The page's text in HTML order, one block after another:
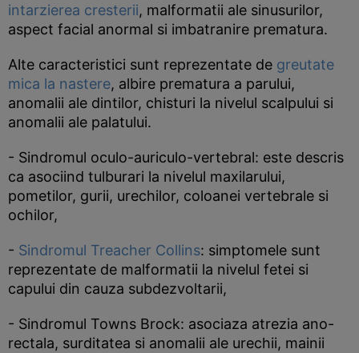
intarzierea cresterii, malformatii ale sinusurilor,
aspect facial anormal si imbatranire prematura.
Alte caracteristici sunt reprezentate de greutate
mica la nastere, albire prematura a parului,
anomalii ale dintilor, chisturi la nivelul scalpului si
anomalii ale palatului.
- Sindromul oculo-auriculo-vertebral: este descris
ca asociind tulburari la nivelul maxilarului,
pometilor, gurii, urechilor, coloanei vertebrale si
ochilor,
- Sindromul Treacher Collins: simptomele sunt
reprezentate de malformatii la nivelul fetei si
capului din cauza subdezvoltarii,
- Sindromul Towns Brock: asociaza atrezia ano-
rectala, surditatea si anomalii ale urechii, mainii